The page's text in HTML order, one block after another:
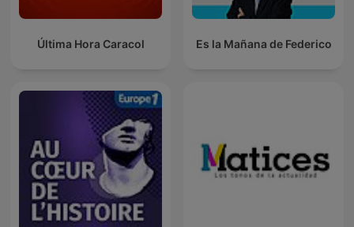
Última Hora Caracol Es la Mañana de Federico